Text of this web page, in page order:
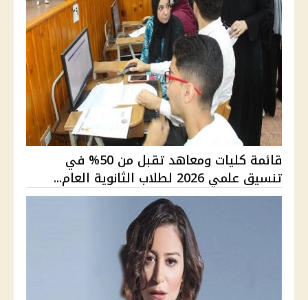
قائمة كليات ومعاهد تقبل من 50% في
تنسيق علمي 2026 لطلاب الثانوية العام...